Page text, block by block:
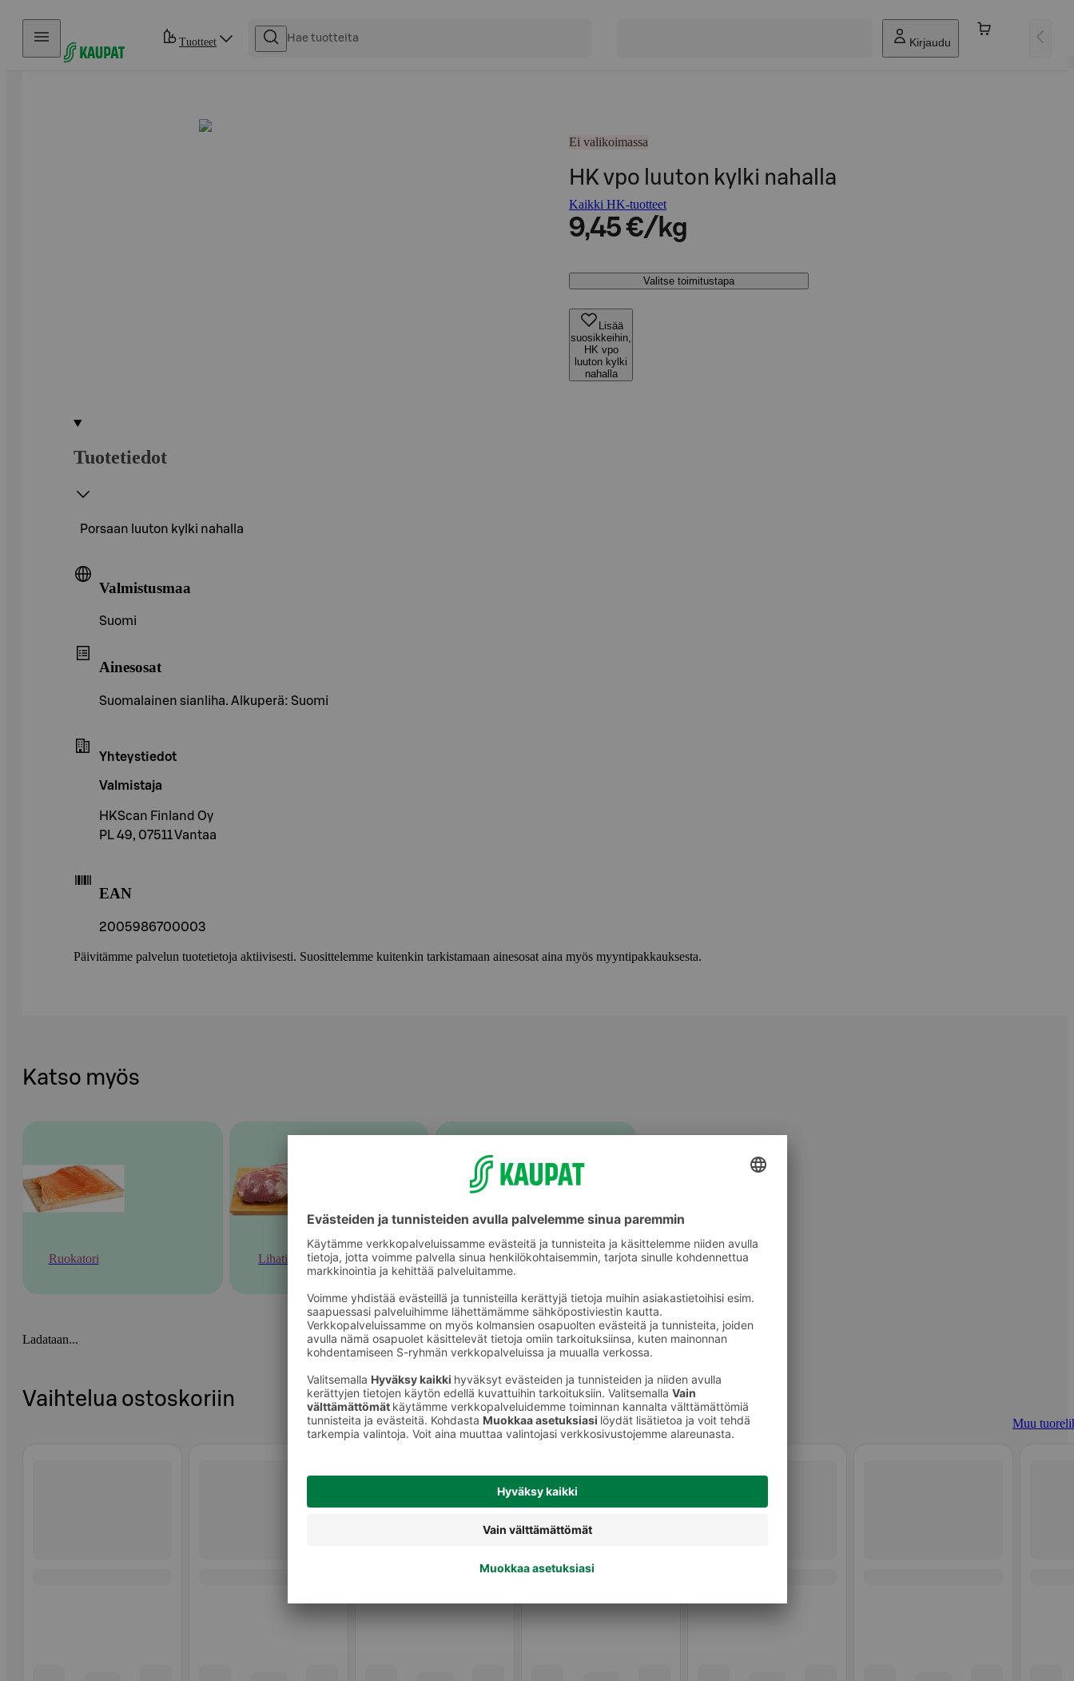
Hyppää sisältöön
Tuotteet Kirjaudu
Ei valikoimassa
HK vpo luuton kylki nahalla
Kaikki HK-tuotteet
9,45 €/kg
Valitse toimitustapa
Lisää
suosikkeihin,
HK vpo
luuton kylki
nahalla
Tuotetiedot
Porsaan luuton kylki nahalla
Valmistusmaa
Suomi
Ainesosat
Suomalainen sianliha. Alkuperä: Suomi
Yhteystiedot
Valmistaja
HKScan Finland Oy
PL 49, 07511 Vantaa
EAN
2005986700003
Päivitämme palvelun tuotetietoja aktiivisesti. Suosittelemme kuitenkin tarkistamaan ainesosat aina myös myyntipakkauksesta.
Katso myös
Ruokatori Lihatiski Muu tuoreliha
Ladataan...
Vaihtelua ostoskoriin
Muu